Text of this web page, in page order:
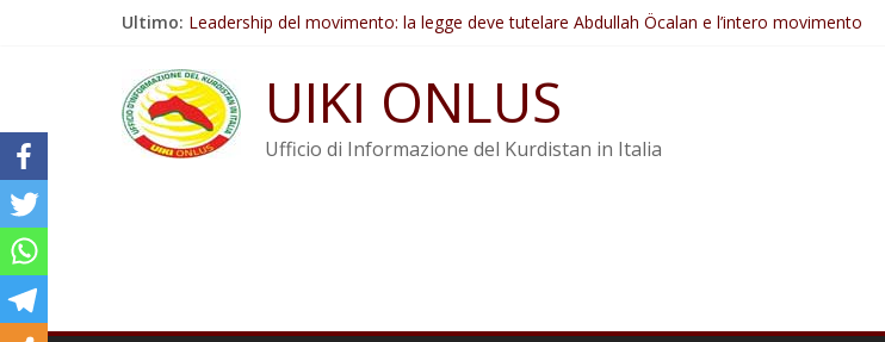
Ultimo: Leadership del movimento: la legge deve tutelare Abdullah Öcalan e l’intero movimento
Non tenere conto della situazione di Rêber Apo ostacolerebbe l’attuazione della legge
Il KNK chiede un’azione internazionale contro i crimini di guerra dell’Iran
Abdullah Öcalan: Le legge negativa deve essere trasformata in legge positiva
UIKI ONLUS
Ufficio di Informazione del Kurdistan in Italia